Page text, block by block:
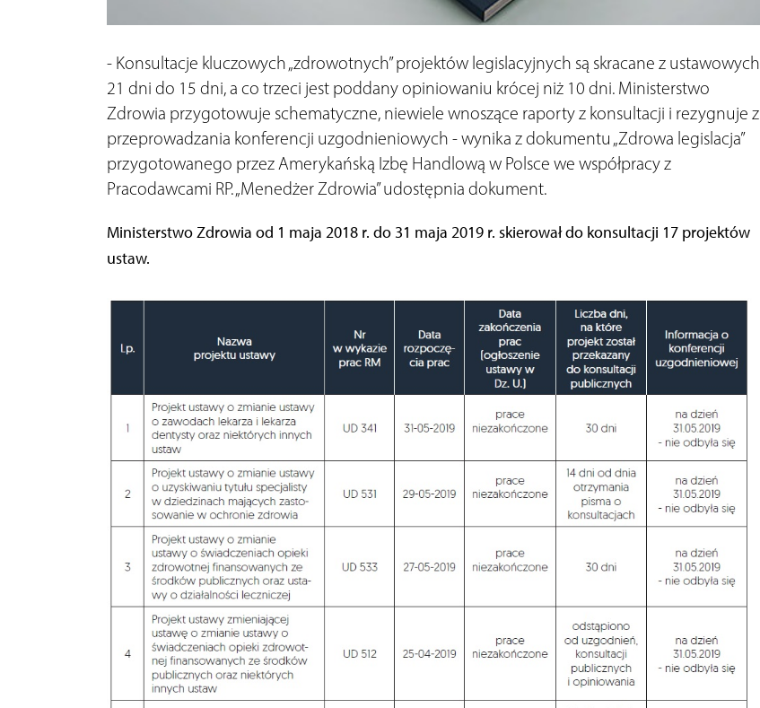
- Konsultacje kluczowych „zdrowotnych” projektów legislacyjnych są skracane z ustawowych
21 dni do 15 dni, a co trzeci jest poddany opiniowaniu krócej niż 10 dni. Ministerstwo
Zdrowia przygotowuje schematyczne, niewiele wnoszące raporty z konsultacji i rezygnuje z
przeprowadzania konferencji uzgodnieniowych - wynika z dokumentu „Zdrowa legislacja”
przygotowanego przez Amerykańską Izbę Handlową w Polsce we współpracy z
Pracodawcami RP. „Menedżer Zdrowia” udostępnia dokument.
Ministerstwo Zdrowia od 1 maja 2018 r. do 31 maja 2019 r. skierował do konsultacji 17 projektów
ustaw.